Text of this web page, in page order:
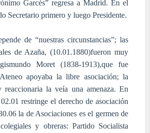
Garcés” regresa a Madrid. En el
Secretario primero y luego Presidente.
de “nuestras circunstancias”; las
de Azaña, (10.01.1880)fueron muy
Moret (1838-1913),que fue
apoyaba la libre asociación; la
reaccionaria la veía una amenaza. En
restringe el derecho de asociación
la de Asociaciones es el germen de
y obreras: Partido Socialista